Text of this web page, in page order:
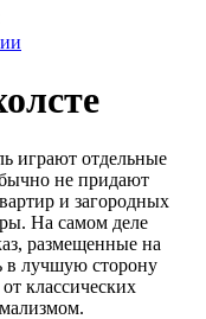
играют отдельные
не придают
и загородных
На самом деле
размещенные на
в лучшую сторону
классических